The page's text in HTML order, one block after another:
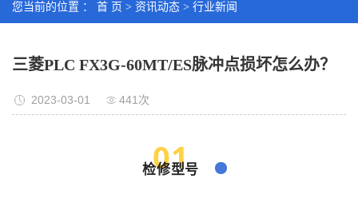
您当前的位置 ： 首 页 > 资讯动态 > 行业新闻
三菱PLC FX3G-60MT/ES脉冲点损坏怎么办？
2023-03-01 441次
01
检修型号